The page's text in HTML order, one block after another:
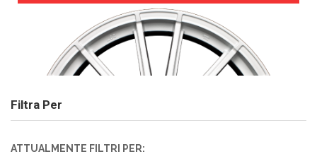
Filtra Per
ATTUALMENTE FILTRI PER: